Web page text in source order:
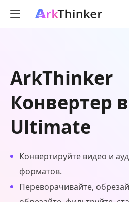
ArkThinker
Конвертер
Ultimate
Конвертируйте видео и
форматов.
Переворачивайте,